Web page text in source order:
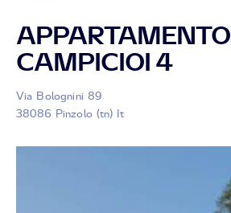
APPARTAMENTO
CAMPICIOI 4
Via Bolognini 89
38086 Pinzolo (tn) It